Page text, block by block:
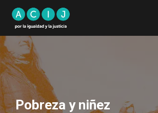
Pobreza y niñez